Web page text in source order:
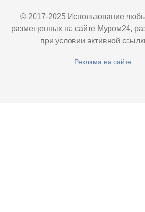
© 2017-2025 Использование
размещенных на сайте Муром24,
при условии активной
Реклама на сайте